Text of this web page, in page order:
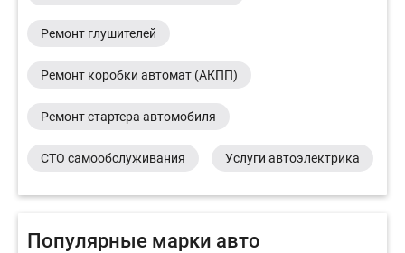
Ремонт глушителей
Ремонт коробки автомат (АКПП)
Ремонт стартера автомобиля
СТО самообслуживания Услуги автоэлектрика
Популярные марки авто